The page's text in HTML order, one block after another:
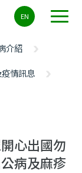
EN
介紹
情訊息
心出國勿
病及麻疹